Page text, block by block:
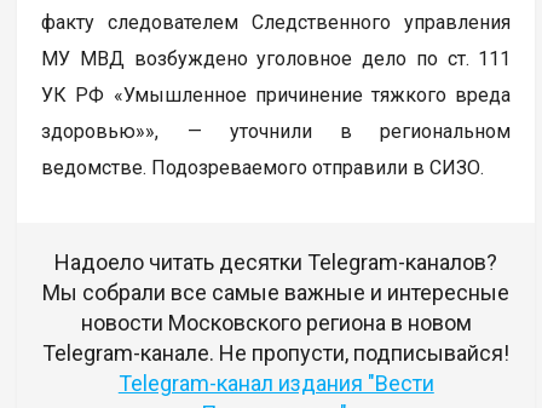
факту следователем Следственного управления
МУ МВД возбуждено уголовное дело по ст. 111
УК РФ «Умышленное причинение тяжкого вреда
здоровью»», — уточнили в региональном
ведомстве. Подозреваемого отправили в СИЗО.
Надоело читать десятки Telegram-каналов?
Мы собрали все самые важные и интересные
новости Московского региона в новом
Telegram-канале. Не пропусти, подписывайся!
Telegram-канал издания "Вести